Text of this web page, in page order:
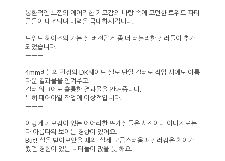
몽환적인 느낌의 에어리한 기모감의 바탕 속에 모던한 트위드 파티
클들이 대조되며 매력을 극대화시킵니다.
트위드 헤이즈의 가는 실 버전답게 좀 더 러블리한 컬러들이 추가
되었습니다.
ㅡㅡㅡ
4mm바늘의 권장의 DK웨이트 실로 단일 컬러로 작업 시에도 아름
다운 결과물을 안겨주고,
컬러 워크에도 훌륭한 결과물을 안겨줍니다.
특히 페어아일 작업에 이상적입니다.
ㅡㅡㅡ
이렇게 기모감이 있는 에어리한 뜨개실들은 사진이나 이미지로는
다 아름다워 보이는 경향이 있어요.
But! 실을 받아보았을 때의 실제 고급스러움과 컬러감은 차이가
컸던 경험이 있는 니터들이 많을 듯 해요.